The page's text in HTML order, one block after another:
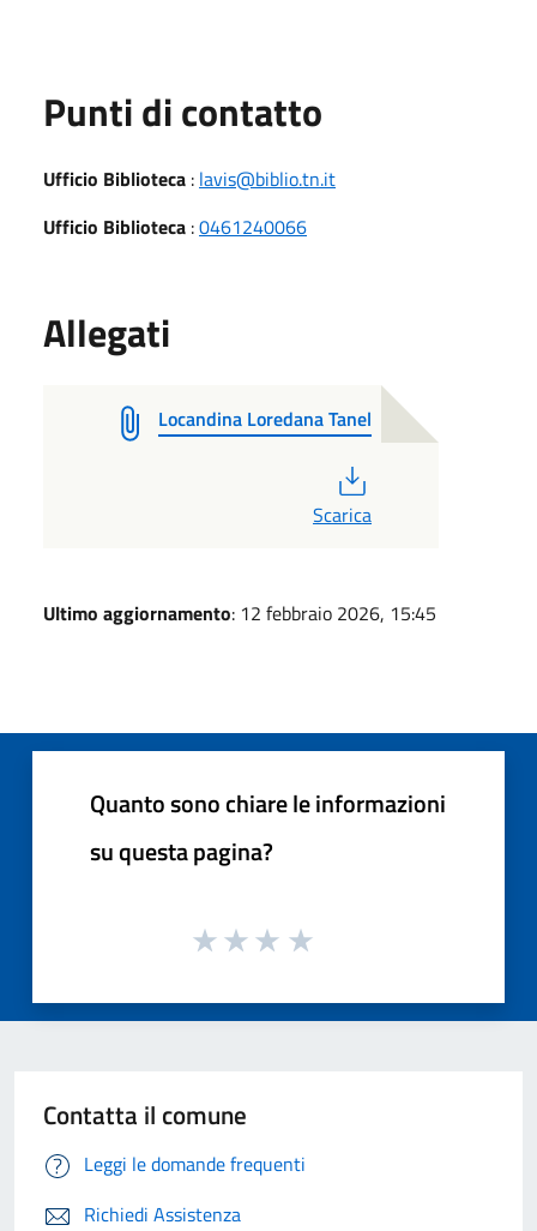
Punti di contatto
Ufficio Biblioteca : lavis@biblio.tn.it
Ufficio Biblioteca :0461240066
Allegati
Locandina Loredana Tanel
Scarica
Ultimo aggiornamento: 12 febbraio 2026, 15:45
Quanto sono chiare le informazioni
su questa pagina?
Contatta il comune
Leggi le domande frequenti
Richiedi Assistenza